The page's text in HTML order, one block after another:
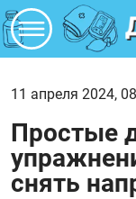
11 апреля 2024,
Простые
снять